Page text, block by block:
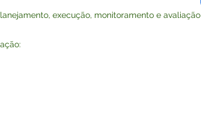
execução, monitoramento e avaliação